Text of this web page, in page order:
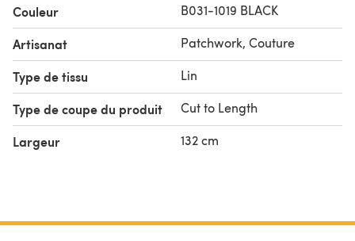
Couleur B031-1019 BLACK
Artisanat Patchwork, Couture
Type de tissu Lin
Type de coupe du produit Cut to Length
Largeur 132 cm